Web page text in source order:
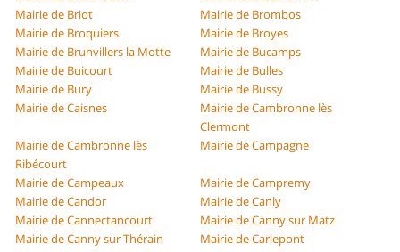
Mairie de Briot
Mairie de Brombos
Mairie de Broquiers
Mairie de Broyes
Mairie de Brunvillers la Motte
Mairie de Bucamps
Mairie de Buicourt
Mairie de Bulles
Mairie de Bury
Mairie de Bussy
Mairie de Caisnes
Mairie de Cambronne lès
Clermont
Mairie de Cambronne lès
Ribécourt
Mairie de Campagne
Mairie de Campeaux
Mairie de Campremy
Mairie de Candor
Mairie de Canly
Mairie de Cannectancourt
Mairie de Canny sur Matz
Mairie de Canny sur Thérain
Mairie de Carlepont